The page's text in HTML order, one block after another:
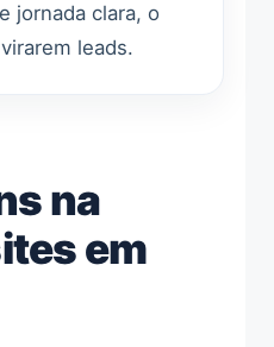
jornada clara, o
leads.
na
em